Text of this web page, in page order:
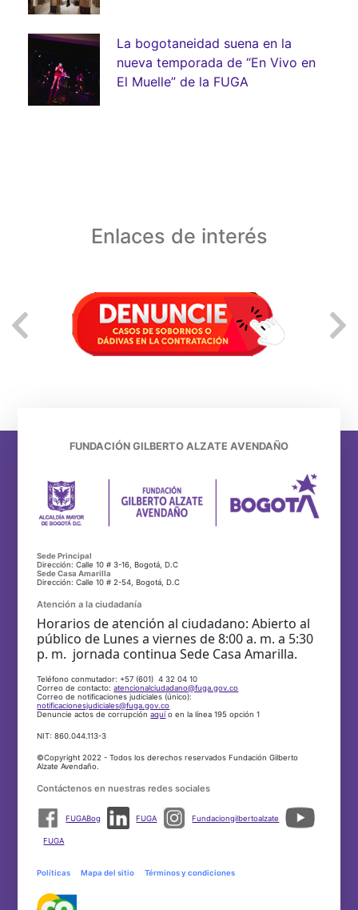
La bogotaneidad suena en la
nueva temporada de “En Vivo en
El Muelle” de la FUGA
Enlaces de interés
FUNDACIÓN GILBERTO ALZATE AVENDAÑO
Sede Principal
Dirección: Calle 10 # 3-16, Bogotá, D.C
Sede Casa Amarilla
Dirección: Calle 10 # 2-54, Bogotá, D.C
Atención a la ciudadanía
Horarios de atención al ciudadano: Abierto al
público de Lunes a viernes de 8:00 a. m. a 5:30
p. m. jornada continua Sede Casa Amarilla.
Teléfono conmutador: +57 (601) 4 32 04 10
Correo de contacto:atencionalciudadano@fuga.gov.co
Correo de notificaciones judiciales (único):
notificacionesjudiciales@fuga.gov.co
Denuncie actos de corrupciónaquío en la línea 195 opción 1
NIT: 860.044.113-3
©Copyright 2022 - Todos los derechos reservados Fundación Gilberto
Alzate Avendaño.
Contáctenos en nuestras redes sociales
FUGABog FUGA Fundaciongilbertoalzate
FUGA
Políticas Mapa del sitio Términos y condiciones